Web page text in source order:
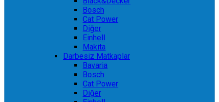
Bosch
Cat Power
Diğer
Einhell
Makita
Darbesiz Matkaplar
Bavaria
Bosch
Cat Power
Diğer